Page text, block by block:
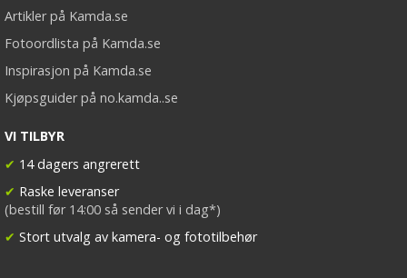
Artikler på Kamda.se
Fotoordlista på Kamda.se
Inspirasjon på Kamda.se
Kjøpsguider på no.kamda..se
VI TILBYR
✔ 14 dagers angrerett
✔ Raske leveranser
(bestill før 14:00 så sender vi i dag*)
✔ Stort utvalg av kamera- og fototilbehør